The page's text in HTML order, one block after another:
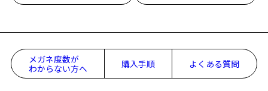
メガネ度数が
わからない方へ
購入手順 よくある質問